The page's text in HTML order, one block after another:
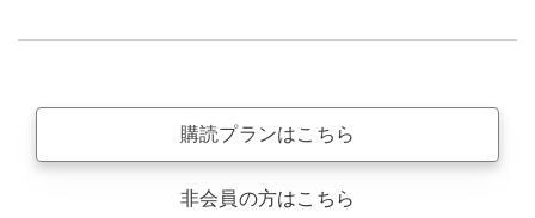
購読プランはこちら
非会員の方はこちら